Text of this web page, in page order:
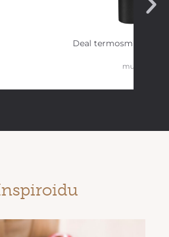
Deal termosmuki
musta